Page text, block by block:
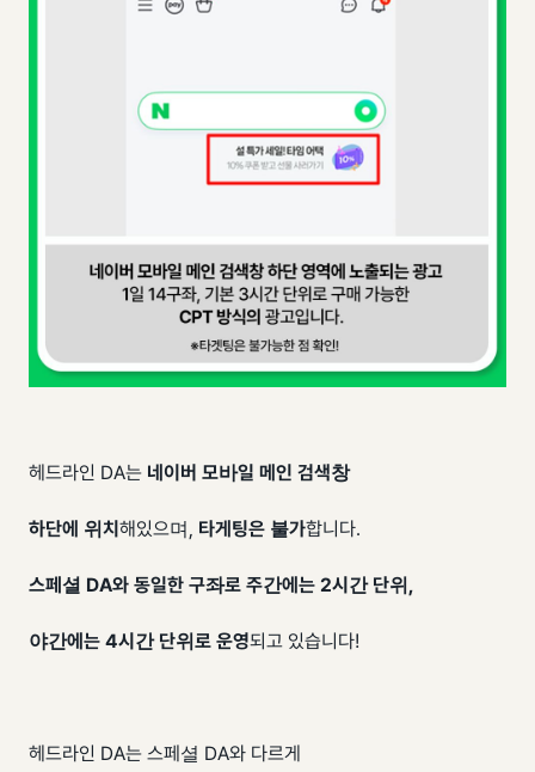
​헤드라인 DA는 네이버 모바일 메인 검색창
하단에 위치해있으며, 타게팅은 불가합니다.
스페셜 DA와 동일한 구좌로 주간에는 2시간 단위,
야간에는 4시간 단위로 운영되고 있습니다!
헤드라인 DA는 스페셜 DA와 다르게